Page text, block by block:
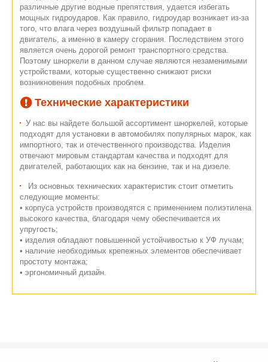
различные другие водные препятствия, удается избегать
мощных гидроударов. Как правило, гидроудар возникает из-за
того, что влага через воздушный фильтр попадает в
двигатель, а именно в камеру сгорания. Последствием этого
является очень дорогой ремонт транспортного средства.
Поэтому шноркели в данном случае являются незаменимыми
устройствами, которые существенно снижают риски
возникновения подобных проблем.
Технические характеристики
У нас вы найдете большой ассортимент шноркелей, которые
подходят для установки в автомобилях популярных марок, как
импортного, так и отечественного производства. Изделия
отвечают мировым стандартам качества и подходят для
двигателей, работающих как на бензине, так и на дизеле.
Из основных технических характеристик стоит отметить
следующие моменты:
• корпуса устройств производятся с применением полиэтилена
высокого качества, благодаря чему обеспечивается их
упругость;
• изделия обладают повышенной устойчивостью к УФ лучам;
• наличие необходимых крепежных элементов обеспечивает
простоту монтажа;
• эргономичный дизайн.